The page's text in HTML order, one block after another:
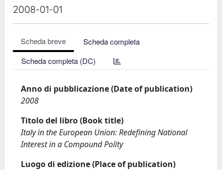
2008-01-01
Scheda breve
Scheda completa
Scheda completa (DC)
Anno di pubblicazione (Date of publication)
2008
Titolo del libro (Book title)
Italy in the European Union: Redefining National
Interest in a Compound Polity
Luogo di edizione (Place of publication)